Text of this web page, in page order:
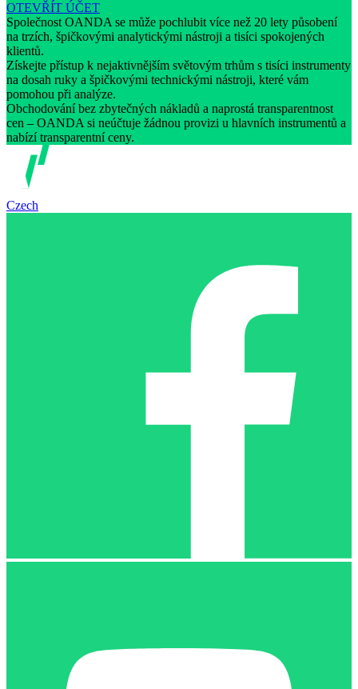
OTEVŘÍT ÚČET
Společnost OANDA se může pochlubit více než 20 lety působení
na trzích, špičkovými analytickými nástroji a tisíci spokojených
klientů.
Získejte přístup k nejaktivnějším světovým trhům s tisíci instrumenty
na dosah ruky a špičkovými technickými nástroji, které vám
pomohou při analýze.
Obchodování bez zbytečných nákladů a naprostá transparentnost
cen – OANDA si neúčtuje žádnou provizi u hlavních instrumentů a
nabízí transparentní ceny.
Czech